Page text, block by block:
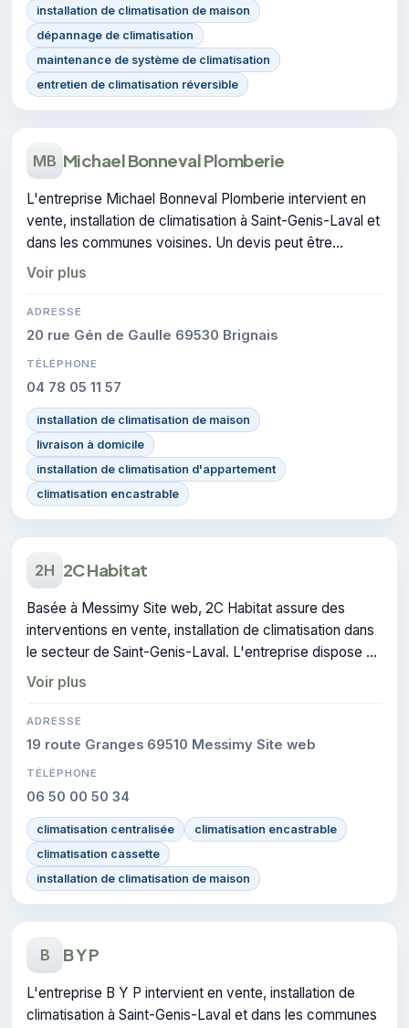
installation de climatisation de maison
dépannage de climatisation
maintenance de système de climatisation
entretien de climatisation réversible
MB Michael Bonneval Plomberie
L'entreprise Michael Bonneval Plomberie intervient en
vente, installation de climatisation à Saint-Genis-Laval et
dans les communes voisines. Un devis peut être
demandé pour un projet de climatisation.
Voir plus
ADRESSE
20 rue Gén de Gaulle 69530 Brignais
TÉLÉPHONE
04 78 05 11 57
installation de climatisation de maison
livraison à domicile
installation de climatisation d'appartement
climatisation encastrable
2H 2C Habitat
Basée à Messimy Site web, 2C Habitat assure des
interventions en vente, installation de climatisation dans
le secteur de Saint-Genis-Laval. L'entreprise dispose de
la certification CERTIFIE.
Voir plus
ADRESSE
19 route Granges 69510 Messimy Site web
TÉLÉPHONE
06 50 00 50 34
climatisation centralisée
climatisation encastrable
climatisation cassette
installation de climatisation de maison
B B Y P
L'entreprise B Y P intervient en vente, installation de
climatisation à Saint-Genis-Laval et dans les communes